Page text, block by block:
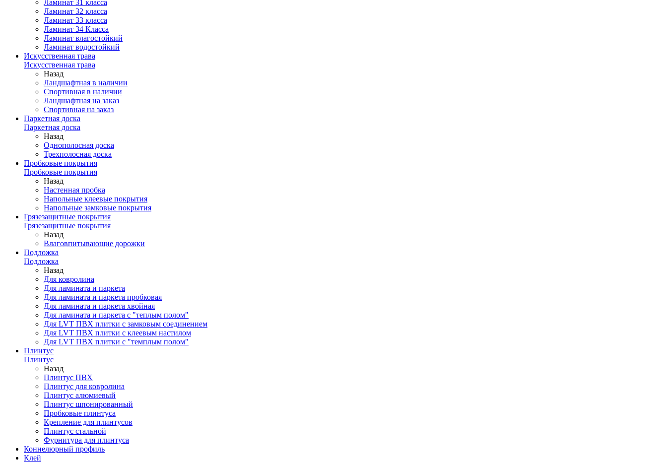
Ламинат 31 класса
Ламинат 32 класса
Ламинат 33 класса
Ламинат 34 Класса
Ламинат влагостойкий
Ламинат водостойкий
Искусственная трава
Искусственная трава
Назад
Ландшафтная в наличии
Спортивная в наличии
Ландшафтная на заказ
Спортивная на заказ
Паркетная доска
Паркетная доска
Назад
Однополосная доска
Трехполосная доска
Пробковые покрытия
Пробковые покрытия
Назад
Настенная пробка
Напольные клеевые покрытия
Напольные замковые покрытия
Грязезащитные покрытия
Грязезащитные покрытия
Назад
Влаговпитывающие дорожки
Подложка
Подложка
Назад
Для ковролина
Для ламината и паркета
Для ламината и паркета пробковая
Для ламината и паркета хвойная
Для ламината и паркета с "теплым полом"
Для LVT ПВХ плитки с замковым соединением
Для LVT ПВХ плитки с клеевым настилом
Для LVT ПВХ плитки с "темплым полом"
Плинтус
Плинтус
Назад
Плинтус ПВХ
Плинтус для ковролина
Плинтус алюмиевый
Плинтус шпонированный
Пробковые плинтуса
Крепление для плинтусов
Плинтус стальной
Фурнитура для плинтуса
Коннелюрный профиль
Клей